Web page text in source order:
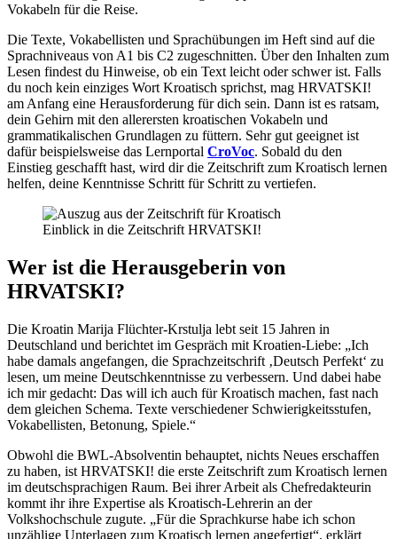
Vokabeln für die Reise.
Die Texte, Vokabellisten und Sprachübungen im Heft sind auf die
Sprachniveaus von A1 bis C2 zugeschnitten. Über den Inhalten zum
Lesen findest du Hinweise, ob ein Text leicht oder schwer ist. Falls
du noch kein einziges Wort Kroatisch sprichst, mag HRVATSKI!
am Anfang eine Herausforderung für dich sein. Dann ist es ratsam,
dein Gehirn mit den allerersten kroatischen Vokabeln und
grammatikalischen Grundlagen zu füttern. Sehr gut geeignet ist
dafür beispielsweise das Lernportal CroVoc. Sobald du den
Einstieg geschafft hast, wird dir die Zeitschrift zum Kroatisch lernen
helfen, deine Kenntnisse Schritt für Schritt zu vertiefen.
Einblick in die Zeitschrift HRVATSKI!
Wer ist die Herausgeberin von
HRVATSKI?
Die Kroatin Marija Flüchter-Krstulja lebt seit 15 Jahren in
Deutschland und berichtet im Gespräch mit Kroatien-Liebe: „Ich
habe damals angefangen, die Sprachzeitschrift ‚Deutsch Perfekt‘ zu
lesen, um meine Deutschkenntnisse zu verbessern. Und dabei habe
ich mir gedacht: Das will ich auch für Kroatisch machen, fast nach
dem gleichen Schema. Texte verschiedener Schwierigkeitsstufen,
Vokabellisten, Betonung, Spiele.“
Obwohl die BWL-Absolventin behauptet, nichts Neues erschaffen
zu haben, ist HRVATSKI! die erste Zeitschrift zum Kroatisch lernen
im deutschsprachigen Raum. Bei ihrer Arbeit als Chefredakteurin
kommt ihr ihre Expertise als Kroatisch-Lehrerin an der
Volkshochschule zugute. „Für die Sprachkurse habe ich schon
unzählige Unterlagen zum Kroatisch lernen angefertigt“, erklärt